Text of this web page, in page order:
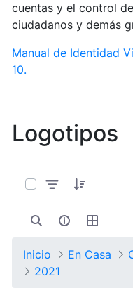
cuentas y el control
ciudadanos y demás
Manual de Identidad
10.
Logotipos
Inicio En Casa
2021